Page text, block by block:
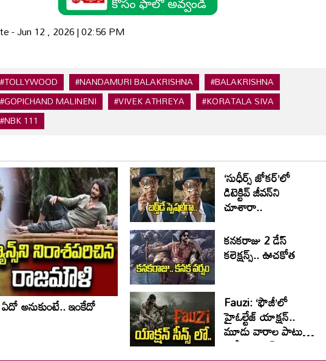
- Jun 12 , 2026 | 02:56 PM
#TOLLYWOOD #NANDAMURI BALAKRISHNA
#BALAKRISHNA
#GOPICHAND MALINENI
#VIVEK ATHREYA
#KORATALA SIVA
#NBK 111
అనుకుంటే.. ఇంకేదో
‘సుధీర్స్ జోకర్’లో
డిటెక్టివ్ జీవన్‌ని
చూశారా..
కనకరాజు 2 డేస్
కలెక్షన్స్.. ఊచకోత
Fauzi: ‘ఫౌజీ’లో
హైఓల్టేజ్‌ యాక్షన్‌..
మూడు వారాల పాటు
భారీ షెడ్యూల్‌